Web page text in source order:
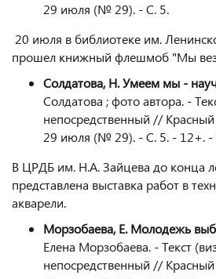
29 июля (№ 29). - С. 5.
20 июля в библиотеке им.
прошел книжный флешмоб "Мы
Солдатова, Н. Умеем мы -
Солдатова ; фото автора. -
непосредственный //
29 июля (№ 29). - С. 5. - 12+. -
В ЦРДБ им. Н.А. Зайцева до конца
представлена выставка работ в
акварели.
Морзобаева, Е. Молодежь
Елена Морзобаева. - Текст
непосредственный //